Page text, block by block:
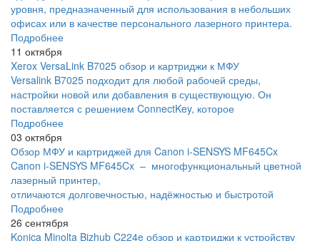
уровня, предназначенный для использования в небольших
офисах или в качестве персонального лазерного принтера.
Подробнее
11 октября
Xerox VersaLink B7025 обзор и картриджи к МФУ
Versalink B7025 подходит для любой рабочей среды,
настройки новой или добавления в существующую. Он
поставляется с решением ConnectKey, которое
Подробнее
03 октября
Обзор МФУ и картриджей для Canon i-SENSYS MF645Cx
Canon i-SENSYS MF645Cx – многофункциональный цветной
лазерный принтер,
отличаются долговечностью, надёжностью и быстротой
Подробнее
26 сентября
Konica Minolta Bizhub C224e обзор и картриджи к устройству